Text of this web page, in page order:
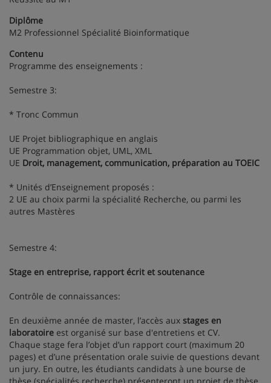
Diplôme
M2 Professionnel Spécialité Bioinformatique
Contenu
Programme des enseignements :
Semestre 3:
* Tronc Commun
UE Projet bibliographique en anglais
UE Programmation objet, UML, XML
UE Droit, management, communication, préparation au TOEIC
* Unités d’Enseignement proposés :
2 UE au choix parmi la spécialité Recherche, ou parmi les
autres Mastères
Semestre 4:
Stage en entreprise, rapport écrit et soutenance
Contrôle de connaissances:
En deuxième année de master, l’accès aux stages en
laboratoire est organisé sur base d'entretiens et CV.
Chaque stage fera l’objet d’un rapport court (maximum 20
pages) et d’une présentation orale suivie de questions devant
un jury. En outre, les étudiants candidats à une bourse de